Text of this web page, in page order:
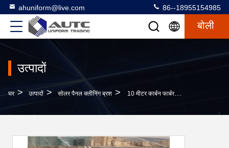
ahuniform@live.com 86--18955154985
बोली
उत्पादों
घर > उत्पादों > सोलर पैनल क्लीनिंग ब्रश > 10 मीटर कार्बन फार्बर रोब सौर पैनल सफाई उपकरण उपकरण